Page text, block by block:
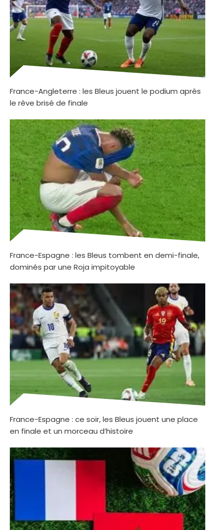
France-Angleterre : les Bleus jouent le podium après
le rêve brisé de finale
France-Espagne : les Bleus tombent en demi-finale,
dominés par une Roja impitoyable
France-Espagne : ce soir, les Bleus jouent une place
en finale et un morceau d’histoire